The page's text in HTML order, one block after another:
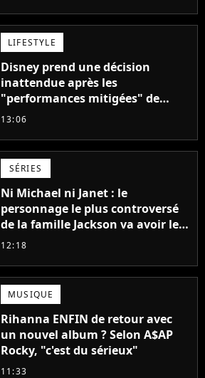
LIFESTYLE
Disney prend une décision
inattendue après les
"performances mitigées" de
Vaiana et The Mandalorian &
13:06
SÉRIES
Ni Michael ni Janet : le
personnage le plus controversé
de la famille Jackson va avoir le
droit à sa propre série
12:18
MUSIQUE
Rihanna ENFIN de retour avec
un nouvel album ? Selon A$AP
Rocky, "c'est du sérieux"
11:33